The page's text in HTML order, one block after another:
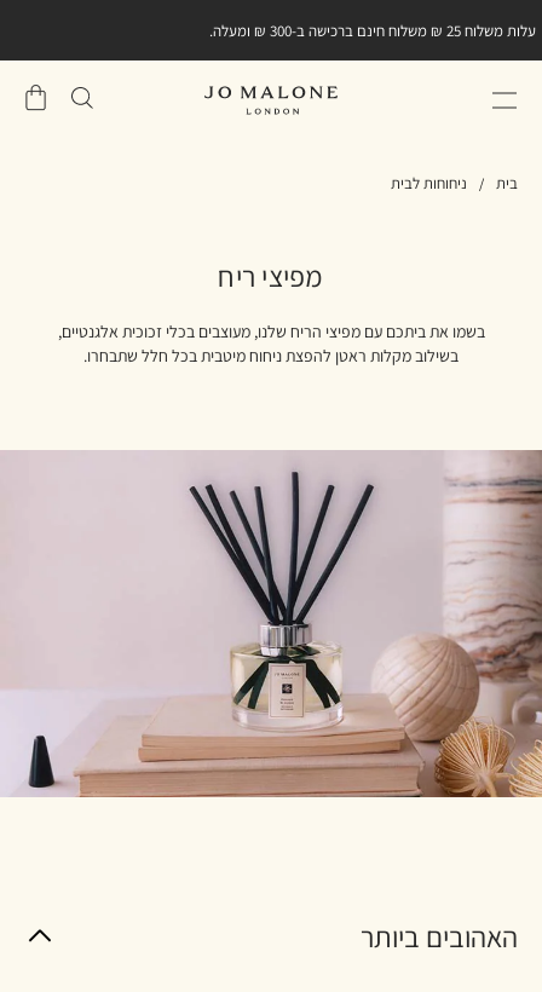
עלות משלוח 25 ₪ משלוח חינם ברכישה ב-300 ₪ ומעלה.
שֶׁלִי
בית ניחוחות לבית
מפיצי ריח
בשמו את ביתכם עם מפיצי הריח שלנו, מעוצבים בכלי זכוכית אלגנטיים,
בשילוב מקלות ראטן להפצת ניחוח מיטבית בכל חלל שתבחרו.
האהובים ביותר